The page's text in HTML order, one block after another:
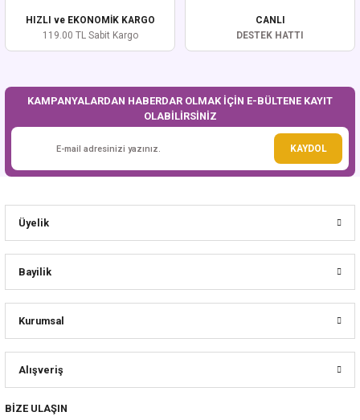
Ürün fiyatı diğer sitelerden daha pahalı.
Bu ürüne benzer farklı alternatifler olmalı.
HIZLI ve EKONOMİK KARGO
119.00 TL Sabit Kargo
CANLI
DESTEK HATTI
KAMPANYALARDAN HABERDAR OLMAK İÇİN E-BÜLTENE KAYIT
OLABİLİRSİNİZ
KAYDOL
Üyelik
Bayilik
Kurumsal
Alışveriş
BİZE ULAŞIN